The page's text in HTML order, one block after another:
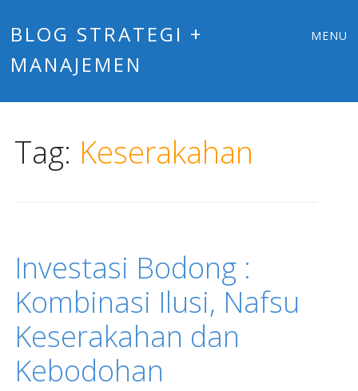
BLOG STRATEGI +
MANAJEMEN
MENU
Tag: Keserakahan
Investasi Bodong :
Kombinasi Ilusi, Nafsu
Keserakahan dan
Kebodohan